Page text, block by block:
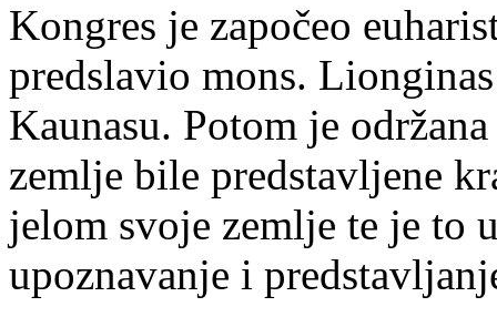
Kongres je započeo
predslavio mons.
Kaunasu. Potom je
zemlje bile predstavljene
jelom svoje zemlje te je to
upoznavanje i